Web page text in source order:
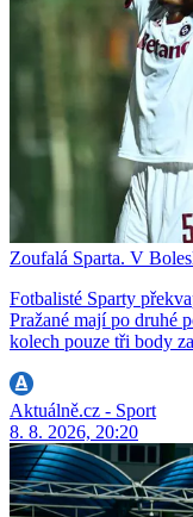
Zoufalá Sparta. V
Fotbalisté Sparty
Pražané mají po druhé
kolech pouze tři body
Aktuálně.cz - Sport
8. 8. 2026, 20:20